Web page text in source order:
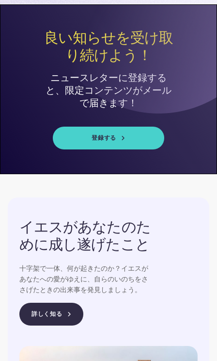
良い知らせを受け取
り続けよう！
ニュースレターに登録する
と、限定コンテンツがメール
で届きます！
登録する
イエスがあなたのた
めに成し遂げたこと
十字架で一体、何が起きたのか？イエスが
あなたへの愛がゆえに、自らのいのちをさ
さげたときの出来事を発見しましょう。
詳しく知る